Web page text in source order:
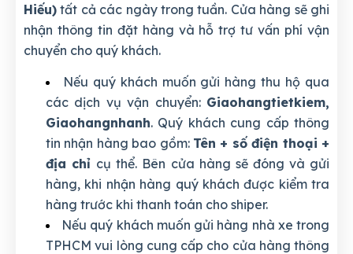
Hiếu) tất cả các ngày trong tuần. Cửa hàng sẽ ghi
nhận thông tin đặt hàng và hỗ trợ tư vấn phí vận
chuyển cho quý khách.
Nếu quý khách muốn gửi hàng thu hộ qua
các dịch vụ vận chuyển: Giaohangtietkiem,
Giaohangnhanh. Quý khách cung cấp thông
tin nhận hàng bao gồm: Tên + số điện thoại +
địa chỉ cụ thể. Bên cửa hàng sẽ đóng và gửi
hàng, khi nhận hàng quý khách được kiểm tra
hàng trước khi thanh toán cho shiper.
Nếu quý khách muốn gửi hàng nhà xe trong
TPHCM vui lòng cung cấp cho cửa hàng thông